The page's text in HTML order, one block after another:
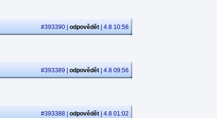
#393390 | odpovědět | 4.8 10:56
#393389 | odpovědět | 4.8 09:56
#393388 | odpovědět | 4.8 01:02